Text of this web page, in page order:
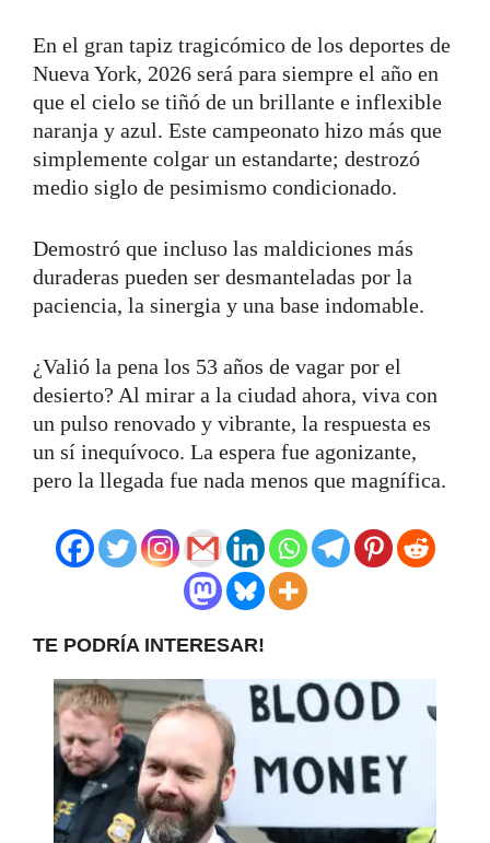
En el gran tapiz tragicómico de los deportes de
Nueva York, 2026 será para siempre el año en
que el cielo se tiñó de un brillante e inflexible
naranja y azul. Este campeonato hizo más que
simplemente colgar un estandarte; destrozó
medio siglo de pesimismo condicionado.
Demostró que incluso las maldiciones más
duraderas pueden ser desmanteladas por la
paciencia, la sinergia y una base indomable.
¿Valió la pena los 53 años de vagar por el
desierto? Al mirar a la ciudad ahora, viva con
un pulso renovado y vibrante, la respuesta es
un sí inequívoco. La espera fue agonizante,
pero la llegada fue nada menos que magnífica.
TE PODRÍA INTERESAR!